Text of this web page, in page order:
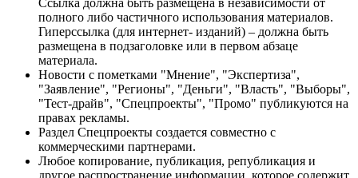
полного либо частичного использования материалов.
Гиперссылка (для интернет- изданий) – должна быть
размещена в подзаголовке или в первом абзаце
материала.
Новости с пометками "Мнение", "Экспертиза",
"Заявление", "Регионы", "Деньги", "Власть", "Выборы",
"Тест-драйв", "Спецпроекты", "Промо" публикуются на
правах рекламы.
Раздел Спецпроекты создается совместно с
коммерческими партнерами.
Любое копирование, публикация, републикация и
другое распространение информации, которое содержит